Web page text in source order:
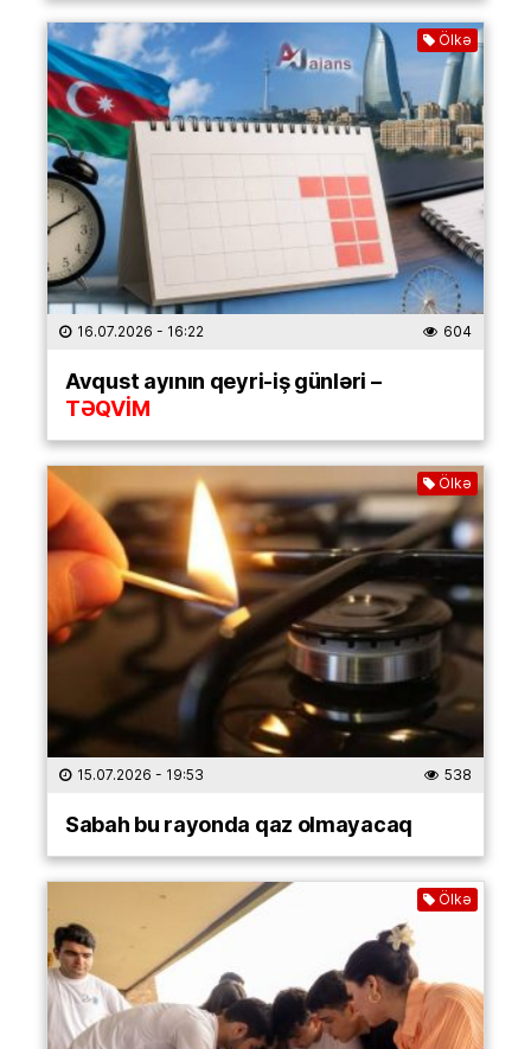
Ölkə
16.07.2026 - 16:22 604
Avqust ayının qeyri-iş günləri –
TƏQVİM
Ölkə
15.07.2026 - 19:53 538
Sabah bu rayonda qaz olmayacaq
Ölkə